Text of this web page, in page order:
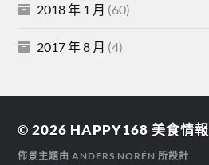
2018 年 1 月 (60)
2017 年 8 月 (4)
© 2026 HAPPY168 美食情報
佈景主題由ANDERS NORÉN 所設計